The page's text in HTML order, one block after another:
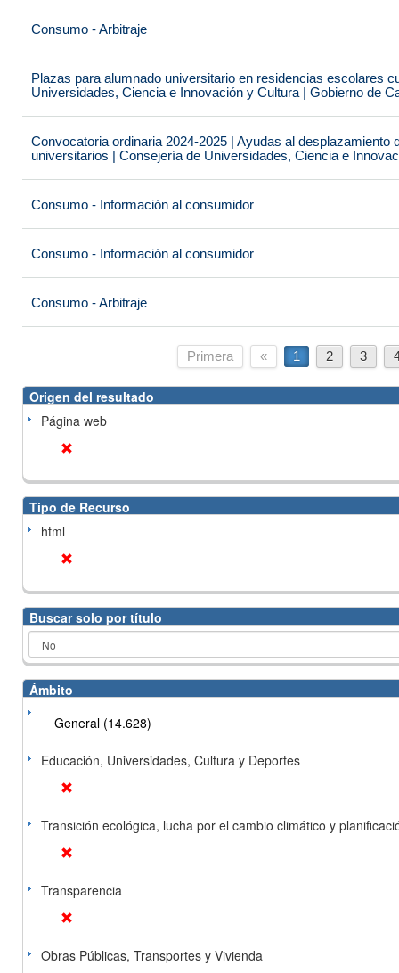
Consumo - Arbitraje
Plazas para alumnado universitario en residencias escolares
Universidades, Ciencia e Innovación y Cultura | Gobierno de
Convocatoria ordinaria 2024-2025 | Ayudas al desplazamiento
universitarios | Consejería de Universidades, Ciencia e
Consumo - Información al consumidor
Consumo - Información al consumidor
Consumo - Arbitraje
Primera « 1 2 3
Origen del resultado
Página web
Tipo de Recurso
html
Buscar solo por título
Ámbito
General (14.628)
Educación, Universidades, Cultura y Deportes
Transición ecológica, lucha por el cambio climático y
Transparencia
Obras Públicas, Transportes y Vivienda